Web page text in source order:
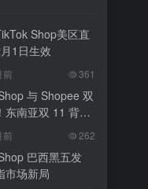
开放入驻 本土
DTC 品牌单日
Shop美区直
1日生效
前 361
与 Shopee 双
东南亚双 11 背后
新战局
前 262
巴西黑五发
市场新局